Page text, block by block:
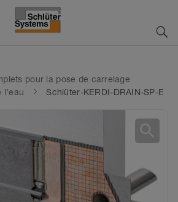
pour la pose de carrelage
Schlüter-KERDI-DRAIN-SP-E